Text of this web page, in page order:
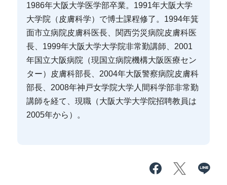
1986年大阪大学医学部卒業。1991年大阪大学
大学院（皮膚科学）で博士課程修了。1994年箕
面市立病院皮膚科医長、関西労災病院皮膚科医
長、1999年大阪大学大学院非常勤講師、2001
年国立大阪病院（現国立病院機構大阪医療セン
ター）皮膚科部長、2004年大阪警察病院皮膚科
部長、2008年神戸女学院大学人間科学部非常勤
講師を経て、現職（大阪大学大学院招聘教員は
2005年から）。